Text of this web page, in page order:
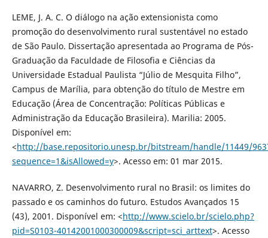
LEME, J. A. C. O diálogo na ação extensionista como
promoção do desenvolvimento rural sustentável no estado
de São Paulo. Dissertação apresentada ao Programa de Pós-
Graduação da Faculdade de Filosofia e Ciências da
Universidade Estadual Paulista “Júlio de Mesquita Filho”,
Campus de Marília, para obtenção do título de Mestre em
Educação (Área de Concentração: Políticas Públicas e
Administração da Educação Brasileira). Marilia: 2005.
Disponível em:
<http://base.repositorio.unesp.br/bitstream/handle/11449/
sequence=1&isAllowed=y>. Acesso em: 01 mar 2015.
NAVARRO, Z. Desenvolvimento rural no Brasil: os limites do
passado e os caminhos do futuro. Estudos Avançados 15
(43), 2001. Disponível em: <http://www.scielo.br/scielo.php?
pid=S0103-40142001000300009&script=sci_arttext>. Acesso